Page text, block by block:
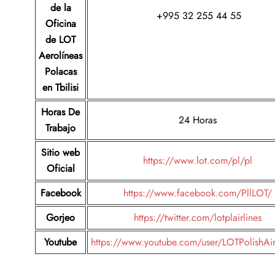
de la
Oficina
de LOT
Aerolíneas
Polacas
en Tbilisi
+995 32 255 44 55
Horas De
Trabajo
24 Horas
Sitio web
Oficial
https://www.lot.com/pl/pl
Facebook
https://www.facebook.com/PllLOT/
Gorjeo
https://twitter.com/lotplairlines
Youtube
https://www.youtube.com/user/